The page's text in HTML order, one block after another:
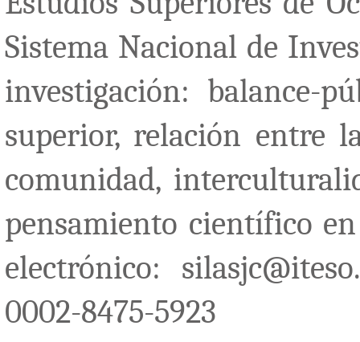
Sistema Nacional de
investigación: balance-
superior, relación entre
comunidad,
pensamiento científico
electrónico:
0002-8475-5923